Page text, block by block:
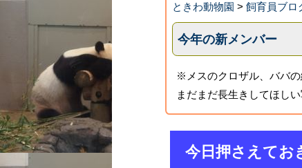
ときわ動物園 >飼育員ブロ
今年の新メンバー
※メスのクロザル、ババの
まだまだ長生きしてほしい
今日押さえてお